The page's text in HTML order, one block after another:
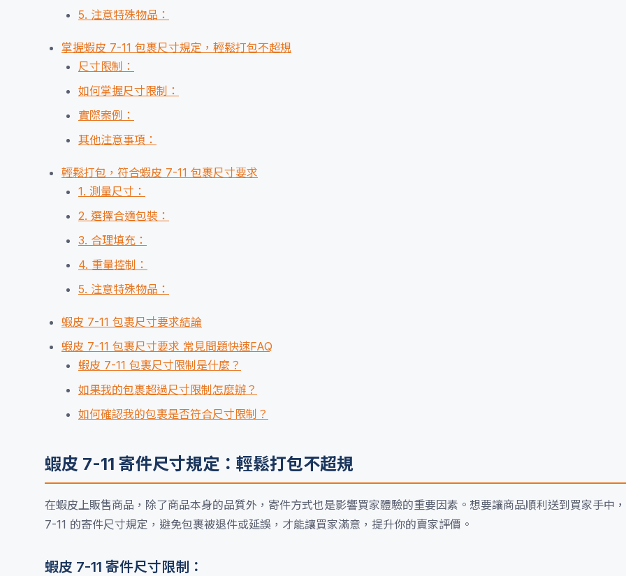
5. 注意特殊物品：
掌握蝦皮 7-11 包裹尺寸規定，輕鬆打包不超規
尺寸限制：
如何掌握尺寸限制：
實際案例：
其他注意事項：
輕鬆打包，符合蝦皮 7-11 包裹尺寸要求
1. 測量尺寸：
2. 選擇合適包裝：
3. 合理填充：
4. 重量控制：
5. 注意特殊物品：
蝦皮 7-11 包裹尺寸要求結論
蝦皮 7-11 包裹尺寸要求 常見問題快速FAQ
蝦皮 7-11 包裹尺寸限制是什麼？
如果我的包裹超過尺寸限制怎麼辦？
如何確認我的包裹是否符合尺寸限制？
蝦皮 7-11 寄件尺寸規定：輕鬆打包不超規
在蝦皮上販售商品，除了商品本身的品質外，寄件方式也是影響買家體驗的重要因素。想要讓商品順利送到買家手中
7-11 的寄件尺寸規定，避免包裹被退件或延誤，才能讓買家滿意，提升你的賣家評價。
蝦皮 7-11 寄件尺寸限制：